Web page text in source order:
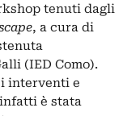
tenuti dagli
, a cura di
(IED Como).
interventi e
è stata